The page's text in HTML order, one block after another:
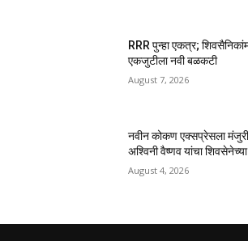
RRR पुन्हा एकत्र;
एकजुटीला नवी बळकटी
August 7, 2026
नवीन कोकण एक्सप्रेसला मंजुरी
अश्विनी वैष्णव यांचा
August 4, 2026